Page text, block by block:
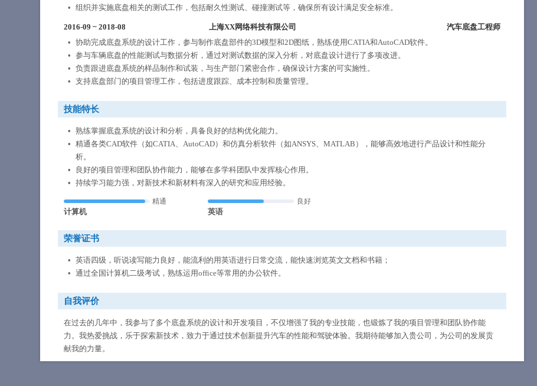
组织并实施底盘相关的测试工作，包括耐久性测试、碰撞测试等，确保所有设计满足安全标准。
2016-09 ~ 2018-08 上海XX网络科技有限公司
汽车底盘工程师
协助完成底盘系统的设计工作，参与制作底盘部件的3D模型和2D图纸，熟练使用CATIA和AutoCAD软件。
参与车辆底盘的性能测试与数据分析，通过对测试数据的深入分析，对底盘设计进行了多项改进。
负责跟进底盘系统的样品制作和试装，与生产部门紧密合作，确保设计方案的可实施性。
支持底盘部门的项目管理工作，包括进度跟踪、成本控制和质量管理。
技能特长
熟练掌握底盘系统的设计和分析，具备良好的结构优化能力。
精通各类CAD软件（如CATIA、AutoCAD）和仿真分析软件（如ANSYS、MATLAB），能够高效地进行产品设计和性能分
析。
良好的项目管理和团队协作能力，能够在多学科团队中发挥核心作用。
持续学习能力强，对新技术和新材料有深入的研究和应用经验。
计算机
精通
英语
良好
荣誉证书
英语四级，听说读写能力良好，能流利的用英语进行日常交流，能快速浏览英文文档和书籍；
通过全国计算机二级考试，熟练运用office等常用的办公软件。
自我评价
在过去的几年中，我参与了多个底盘系统的设计和开发项目，不仅增强了我的专业技能，也锻炼了我的项目管理和团队协作能
力。我热爱挑战，乐于探索新技术，致力于通过技术创新提升汽车的性能和驾驶体验。我期待能够加入贵公司，为公司的发展贡
献我的力量。